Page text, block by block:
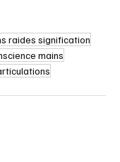
raides signification
mains